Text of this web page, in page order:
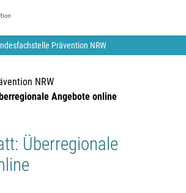
Prävention NRW
NRW
Angebote online
Überregionale